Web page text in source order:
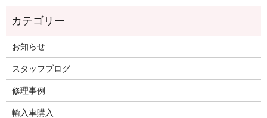
お知らせ
スタッフブログ
修理事例
輸入車購入